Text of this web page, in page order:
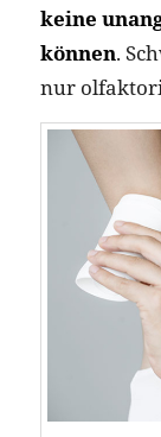
keine
können.
nur